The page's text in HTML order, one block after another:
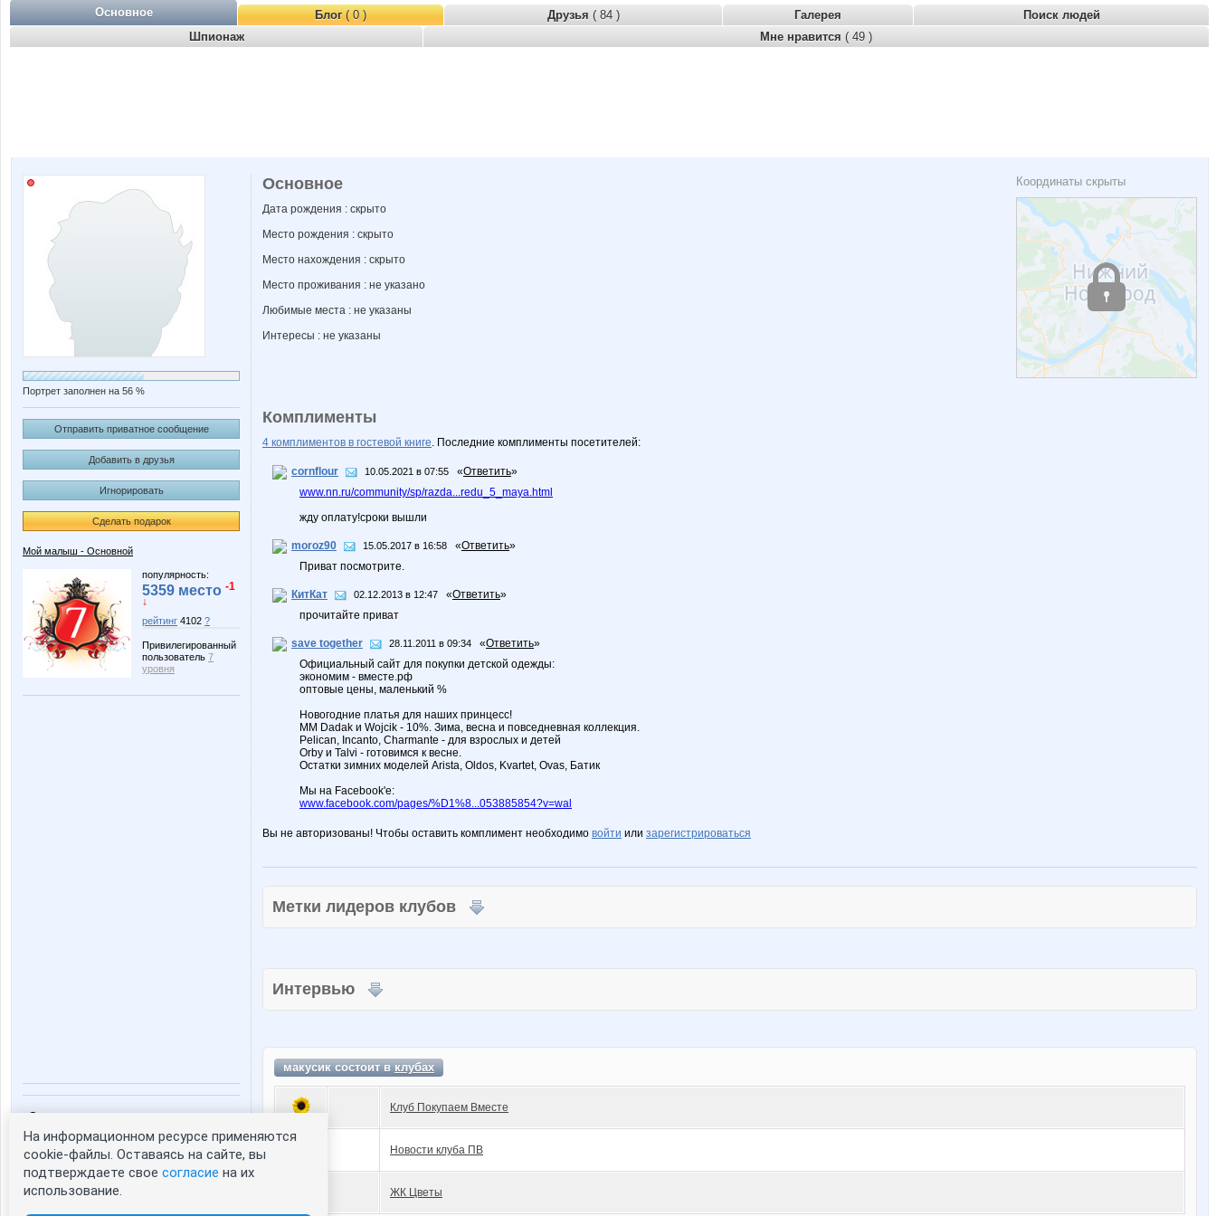
Основное Блог( 0 ) Друзья ( 84 ) Галерея
Поиск людей
Шпионаж
Мне нравится ( 49 )
Портрет заполнен на 56 %
Отправить приватное сообщение
Добавить в друзья
Игнорировать
Сделать подарок
Мой малыш - Основной
популярность:
5359 место -1
↓
рейтинг 4102 ?
Привилегированный
пользователь 7
уровня
Статистика портрета:
сейчас просматривают портрет - 0
зарегистрированные пользователи
посетившие портрет за 7 дней - 1
Координаты скрыты
Основное
Дата рождения : скрыто
Место рождения : скрыто
Место нахождения : скрыто
Место проживания : не указано
Любимые места : не указаны
Интересы : не указаны
Комплименты
4 комплиментов в гостевой книге. Последние комплименты посетителей:
cornflour 10.05.2021 в 07:55 «Ответить»
www.nn.ru/community/sp/razda...redu_5_maya.html
жду оплату!сроки вышли
moroz90 15.05.2017 в 16:58 «Ответить»
Приват посмотрите.
КитКат 02.12.2013 в 12:47 «Ответить»
прочитайте приват
save together 28.11.2011 в 09:34 «Ответить»
Официальный сайт для покупки детской одежды:
экономим - вместе.рф
оптовые цены, маленький %
Новогодние платья для наших принцесс!
MM Dadak и Wojcik - 10%. Зима, весна и повседневная коллекция.
Pelican, Incanto, Charmante - для взрослых и детей
Orby и Talvi - готовимся к весне.
Остатки зимних моделей Arista, Oldos, Kvartet, Ovas, Батик
Мы на Facebook'е:
www.facebook.com/pages/%D1%8...053885854?v=wal
Вы не авторизованы! Чтобы оставить комплимент необходимо войти или зарегистрироваться
Метки лидеров клубов
Интервью
макусик состоит вклубах
Клуб Покупаем Вместе
Новости клуба ПВ
ЖК Цветы
На информационном ресурсе применяются
cookie-файлы. Оставаясь на сайте, вы
подтверждаете свое согласие на их
использование.